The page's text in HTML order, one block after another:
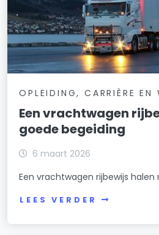
OPLEIDING, CARRIÈRE EN
Een vrachtwagen
goede begeiding
6 maart 2026
Een vrachtwagen rijbewijs
LEES VERDER